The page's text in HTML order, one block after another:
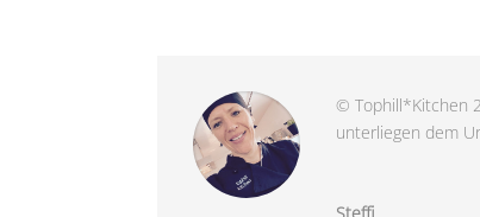
© Tophill*Kitchen
unterliegen dem
Steffi